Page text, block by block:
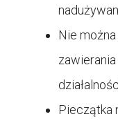
Nie
Pieczątka